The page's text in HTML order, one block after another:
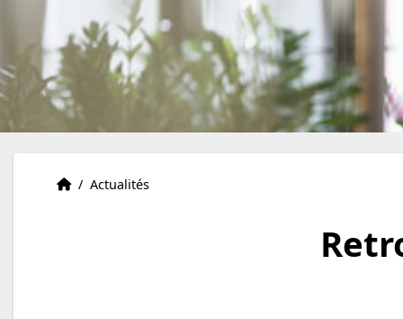
Accueil
Accueil
/ Actualités